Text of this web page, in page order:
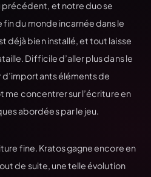
et notre duo se
du monde incarnée dans le
déjà bien installé, et tout laisse
Difficile d’aller plus dans le
d’importants éléments de
me concentrer sur l’écriture en
abordées par le jeu.
fine. Kratos gagne encore en
de suite, une telle évolution